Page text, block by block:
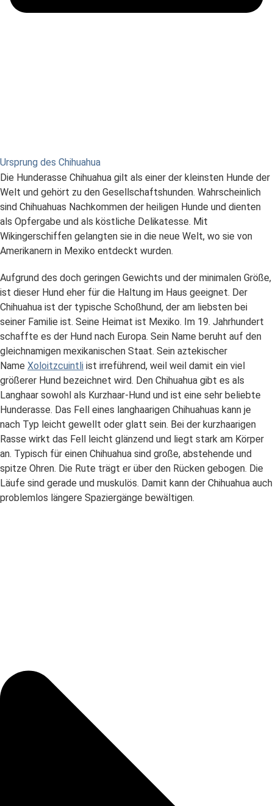
Ursprung des Chihuahua
Die Hunderasse Chihuahua gilt als einer der kleinsten Hunde der
Welt und gehört zu den Gesellschaftshunden. Wahrscheinlich
sind Chihuahuas Nachkommen der heiligen Hunde und dienten
als Opfergabe und als köstliche Delikatesse. Mit
Wikingerschiffen gelangten sie in die neue Welt, wo sie von
Amerikanern in Mexiko entdeckt wurden.
Aufgrund des doch geringen Gewichts und der minimalen Größe,
ist dieser Hund eher für die Haltung im Haus geeignet. Der
Chihuahua ist der typische Schoßhund, der am liebsten bei
seiner Familie ist. Seine Heimat ist Mexiko. Im 19. Jahrhundert
schaffte es der Hund nach Europa. Sein Name beruht auf den
gleichnamigen mexikanischen Staat. Sein aztekischer
Name Xoloitzcuintli ist irreführend, weil weil damit ein viel
größerer Hund bezeichnet wird. Den Chihuahua gibt es als
Langhaar sowohl als Kurzhaar-Hund und ist eine sehr beliebte
Hunderasse. Das Fell eines langhaarigen Chihuahuas kann je
nach Typ leicht gewellt oder glatt sein. Bei der kurzhaarigen
Rasse wirkt das Fell leicht glänzend und liegt stark am Körper
an. Typisch für einen Chihuahua sind große, abstehende und
spitze Ohren. Die Rute trägt er über den Rücken gebogen. Die
Läufe sind gerade und muskulös. Damit kann der Chihuahua auch
problemlos längere Spaziergänge bewältigen.